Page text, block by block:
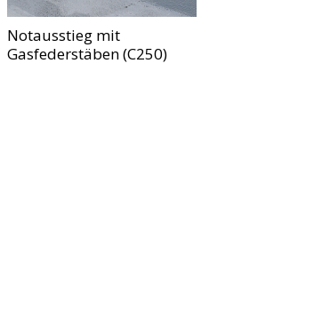
Notausstieg mit
Gasfederstäben (C250)